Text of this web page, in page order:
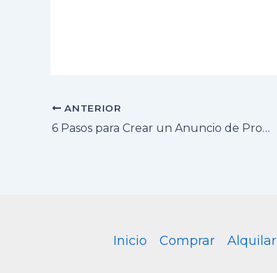
ANTERIOR
6 Pasos para Crear un Anuncio de Propiedad Exitoso
Inicio Comprar Alquilar